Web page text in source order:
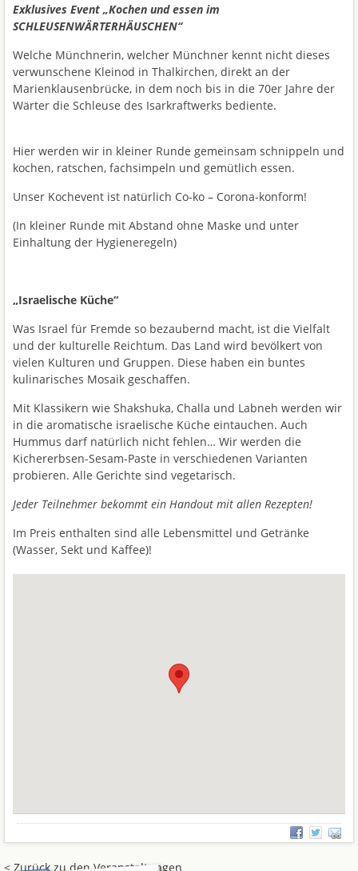
Exklusives Event „Kochen und essen im
SCHLEUSENWÄRTERHÄUSCHEN“
Welche Münchnerin, welcher Münchner kennt nicht dieses
verwunschene Kleinod in Thalkirchen, direkt an der
Marienklausenbrücke, in dem noch bis in die 70er Jahre der
Wärter die Schleuse des Isarkraftwerks bediente.
Hier werden wir in kleiner Runde gemeinsam schnippeln und
kochen, ratschen, fachsimpeln und gemütlich essen.
Unser Kochevent ist natürlich Co-ko – Corona-konform!⁠
(In kleiner Runde mit Abstand ohne Maske und unter
Einhaltung der Hygieneregeln)
„Israelische Küche“
Was Israel für Fremde so bezaubernd macht, ist die Vielfalt
und der kulturelle Reichtum. Das Land wird bevölkert von
vielen Kulturen und Gruppen. Diese haben ein buntes
kulinarisches Mosaik geschaffen.
Mit Klassikern wie Shakshuka, Challa und Labneh werden wir
in die aromatische israelische Küche eintauchen. Auch
Hummus darf natürlich nicht fehlen… Wir werden die
Kichererbsen-Sesam-Paste in verschiedenen Varianten
probieren. Alle Gerichte sind vegetarisch.
Jeder Teilnehmer bekommt ein Handout mit allen Rezepten!
Im Preis enthalten sind alle Lebensmittel und Getränke
(Wasser, Sekt und Kaffee)!
< Zurück zu den Veranstaltungen